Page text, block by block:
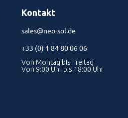
Kontakt
sales@neo-sol.de
+33 (0) 1 84 80 06 06
Von Montag bis Freitag
Von 9:00 Uhr bis 18:00 Uhr